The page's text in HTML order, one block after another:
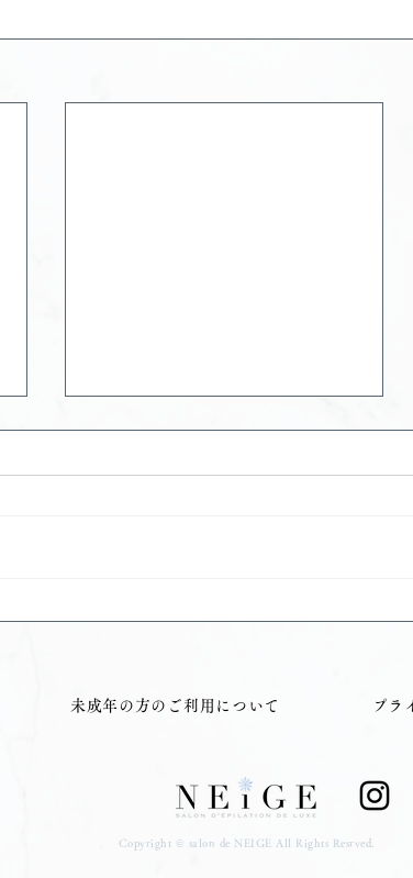
未成年の方のご利用について プラ
Copyright © salon de NEIGE All Rights Resrved.